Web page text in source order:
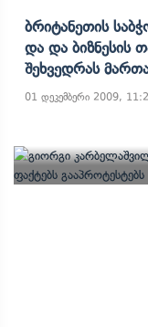
Ბრიტანეთის
Და Და Ბიზნესის
Შეხვედრას
01 დეკემბერი 2009,